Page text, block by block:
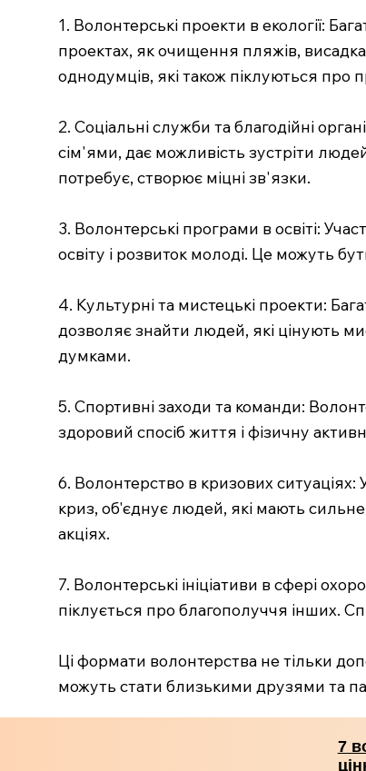
1. Волонтерські проекти в екології:
проектах, як очищення пляжів,
однодумців, які також піклуються про
2. Соціальні служби та благодійні
сім'ями, дає можливість зустріти
потребує, створює міцні зв'язки.
3. Волонтерські програми в освіті:
освіту і розвиток молоді. Це можуть
4. Культурні та мистецькі проекти:
дозволяє знайти людей, які цінують
думками.
5. Спортивні заходи та команди:
здоровий спосіб життя і фізичну
6. Волонтерство в кризових
криз, об'єднує людей, які мають
акціях.
7. Волонтерські ініціативи в сфері
піклується про благополуччя інших.
Ці формати волонтерства не тільки
можуть стати близькими друзями та
7